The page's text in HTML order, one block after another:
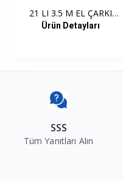
21 LI 3.5 M EL ÇARKI
KA...
Ürün Detayları
SSS
Tüm Yanıtları Alın